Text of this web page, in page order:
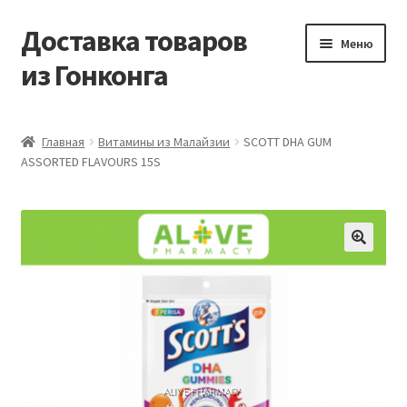
Перейти
к
навигации
Перейти
к
содержимому
Доставка товаров
из Гонконга
Меню
Контакты
Корзина
Мой аккаунт
Главная Витамины из Малайзии
SCOTT DHA GUM
ASSORTED FLAVOURS 15S